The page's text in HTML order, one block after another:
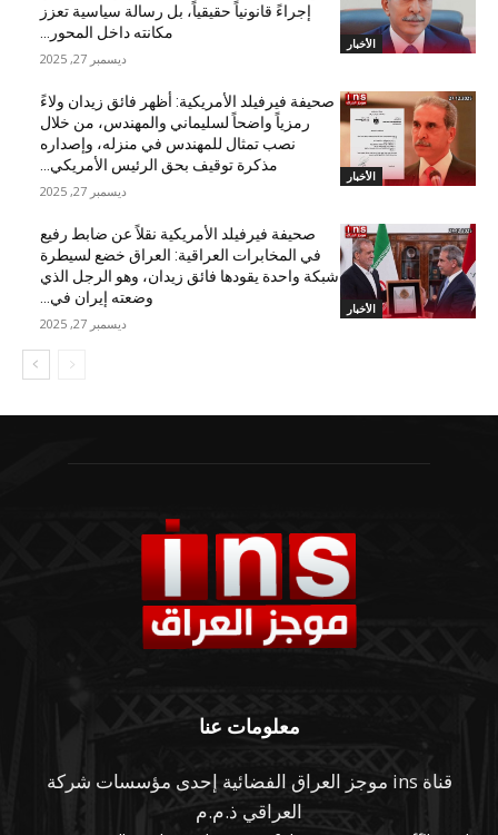
الأخبار
إجراءً قانونياً حقيقياً، بل رسالة سياسية تعزز
مكانته داخل المحور...
ديسمبر 27, 2025
الأخبار
صحيفة فيرفيلد الأمريكية: أظهر فائق زيدان ولاءً
رمزياً واضحاً لسليماني والمهندس، من خلال
نصب تمثال للمهندس في منزله، وإصداره
مذكرة توقيف بحق الرئيس الأمريكي...
ديسمبر 27, 2025
الأخبار
صحيفة فيرفيلد الأمريكية نقلاً عن ضابط رفيع
في المخابرات العراقية: العراق خضع لسيطرة
شبكة واحدة يقودها فائق زيدان، وهو الرجل الذي
وضعته إيران في...
ديسمبر 27, 2025
معلومات عنا
قناة ins موجز العراق الفضائية إحدى مؤسسات شركة
العراقي ذ.م.م